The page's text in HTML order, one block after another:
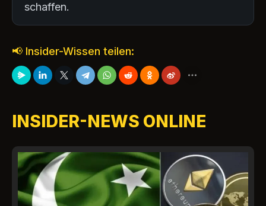
schaffen.
📢 Insider-Wissen teilen:
INSIDER-NEWS ONLINE